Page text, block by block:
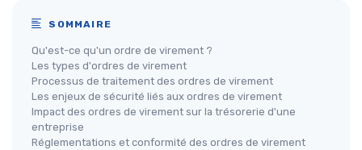
SOMMAIRE
Qu'est-ce qu'un ordre de virement ?
Les types d'ordres de virement
Processus de traitement des ordres de virement
Les enjeux de sécurité liés aux ordres de virement
Impact des ordres de virement sur la trésorerie d'une
entreprise
Réglementations et conformité des ordres de virement